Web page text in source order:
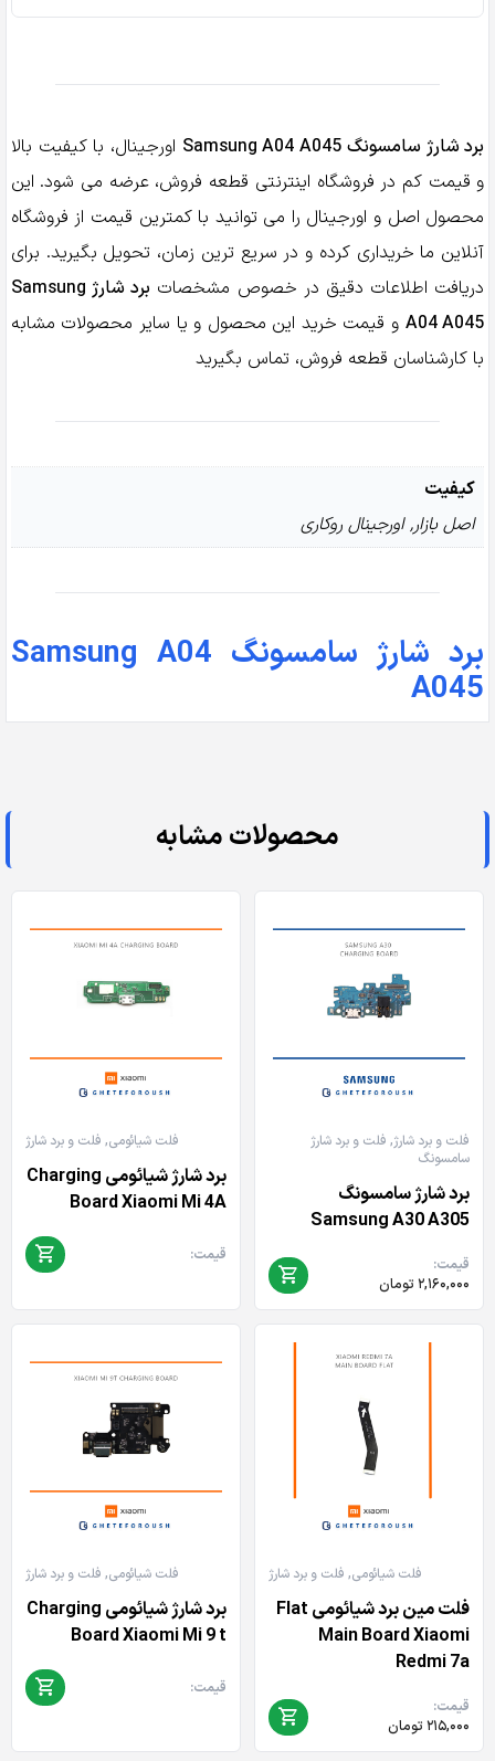
Samsung
A045
برد شارژ سامسونگ Samsung A04 A045
اورجینال، با کیفیت بالا
و قیمت کم در فروشگاه اینترنتی قطعه فروش، عرضه می شود. این
محصول اصل و اورجینال را می توانید با کمترین قیمت از فروشگاه
آنلاین ما خریداری کرده و در سریع ترین زمان، تحویل بگیرید. برای
دریافت اطلاعات دقیق در خصوص مشخصات
برد شارژ Samsung
A04 A045 و قیمت خرید این محصول و یا سایر محصولات مشابه
با کارشناسان قطعه فروش، تماس بگیرید
کیفیت
اصل بازار, اورجینال روکاری
برد شارژ سامسونگ Samsung A04
A045
محصولات مشابه
فلت و برد شارژ, فلت و برد شارژ
سامسونگ
برد شارژ سامسونگ
Samsung A30 A305
قیمت:
۲,۱۶۰,۰۰۰ تومان
فلت شیائومی, فلت و برد شارژ
برد شارژ شیائومی Charging
Board Xiaomi Mi 4A
قیمت:
فلت شیائومی, فلت و برد شارژ
فلت مین برد شیائومی Flat
Main Board Xiaomi
Redmi 7a
قیمت:
۲۱۵,۰۰۰ تومان
فلت شیائومی, فلت و برد شارژ
برد شارژ شیائومی Charging
Board Xiaomi Mi 9 t
قیمت: